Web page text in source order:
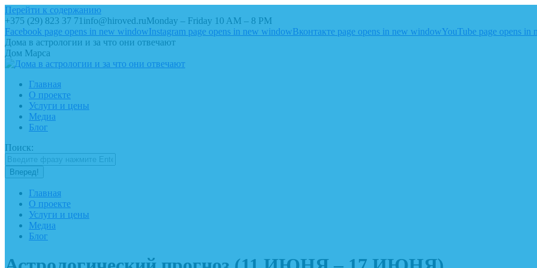
Перейти к содержанию
+375 (29) 823 37 71 info@hiroved.ruMonday – Friday 10 AM – 8 PM
Facebook page opens in new windowInstagram page opens in new windowВконтакте page opens in new windowYouTube page opens in
Дома в астрологии и за что они отвечают
Дом Марса
Главная
О проекте
Услуги и цены
Медиа
Блог
Поиск:
Главная
О проекте
Услуги и цены
Медиа
Блог